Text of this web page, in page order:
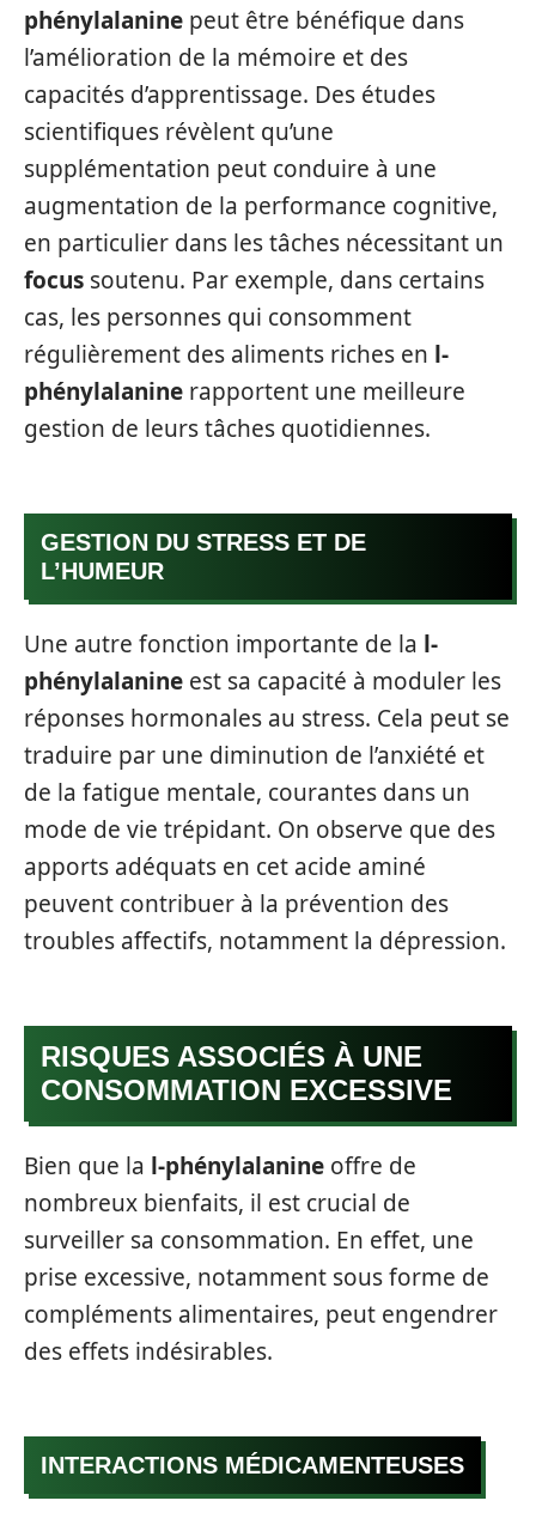
phénylalanine peut être bénéfique dans
l’amélioration de la mémoire et des
capacités d’apprentissage. Des études
scientifiques révèlent qu’une
supplémentation peut conduire à une
augmentation de la performance cognitive,
en particulier dans les tâches nécessitant un
focus soutenu. Par exemple, dans certains
cas, les personnes qui consomment
régulièrement des aliments riches en l-
phénylalanine rapportent une meilleure
gestion de leurs tâches quotidiennes.
GESTION DU STRESS ET DE
L’HUMEUR
Une autre fonction importante de la l-
phénylalanine est sa capacité à moduler les
réponses hormonales au stress. Cela peut se
traduire par une diminution de l’anxiété et
de la fatigue mentale, courantes dans un
mode de vie trépidant. On observe que des
apports adéquats en cet acide aminé
peuvent contribuer à la prévention des
troubles affectifs, notamment la dépression.
RISQUES ASSOCIÉS À UNE
CONSOMMATION EXCESSIVE
Bien que la l-phénylalanine offre de
nombreux bienfaits, il est crucial de
surveiller sa consommation. En effet, une
prise excessive, notamment sous forme de
compléments alimentaires, peut engendrer
des effets indésirables.
INTERACTIONS MÉDICAMENTEUSES